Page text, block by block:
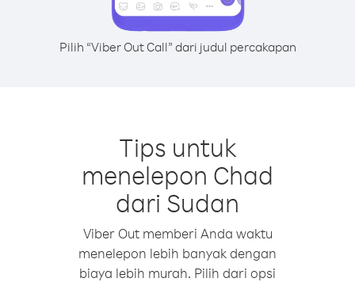
Pilih “Viber Out Call” dari judul percakapan
Tips untuk
menelepon Chad
dari Sudan
Viber Out memberi Anda waktu
menelepon lebih banyak dengan
biaya lebih murah. Pilih dari opsi